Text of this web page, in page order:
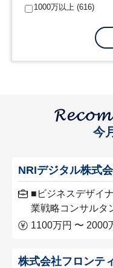
1000万以上 (616)
今
NRIデジタル株式
■ビジネスデザイ
業戦略コンサルタ
1100万円 〜 2000
株式会社フロンテ